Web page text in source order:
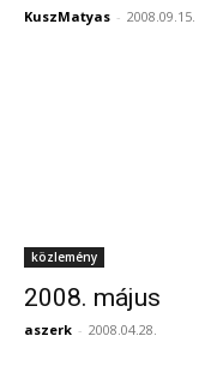
KuszMatyas - 2008.09.15.
közlemény
2008. május
aszerk - 2008.04.28.